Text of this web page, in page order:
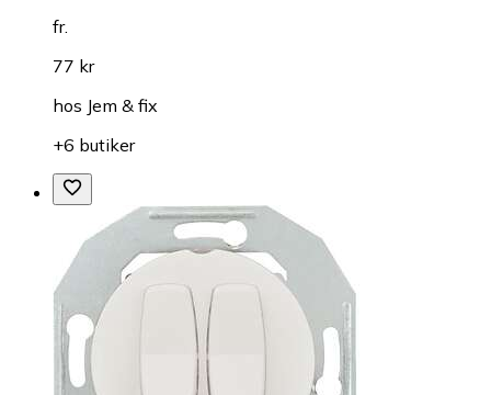
fr.
77 kr
hos Jem & fix
+6 butiker